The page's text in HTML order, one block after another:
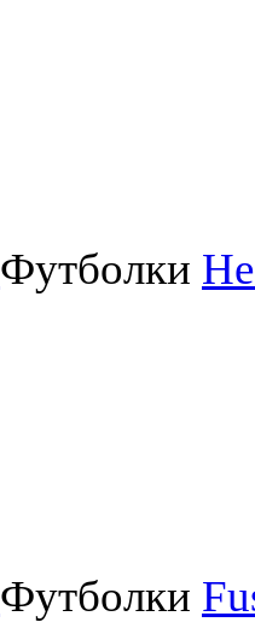
Футболки
Футболки